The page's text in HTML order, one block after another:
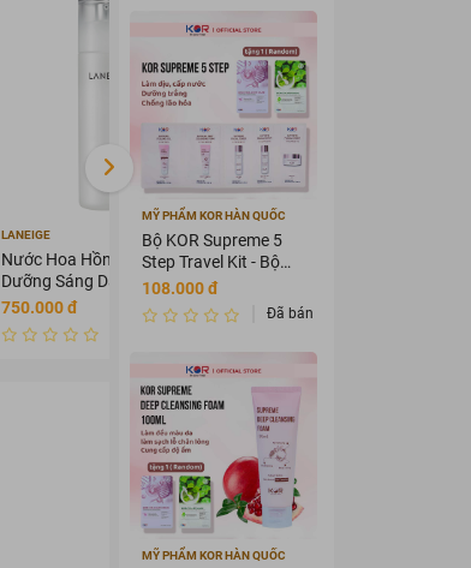
LANEIGE
Nước Hoa Hồng Laneige
Dưỡng Sáng Da 120ml
750.000 đ
ANGEL'S LIQUID
Kem Dưỡng Angel's Liquid
50ml
569.000 đ
MỸ PHẨM KOR HÀN QUỐC
Bộ KOR Supreme 5
Step Travel Kit - Bộ
mỹ phẩm du lịch KOR
108.000 đ
Đã bán 3456435
MỸ PHẨM KOR HÀN QUỐC